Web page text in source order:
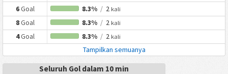
6Goal 8.3% /2 kali
8Goal 8.3% /2 kali
4Goal 8.3% /2 kali
Tampilkan semuanya
Seluruh Gol dalam 10 min